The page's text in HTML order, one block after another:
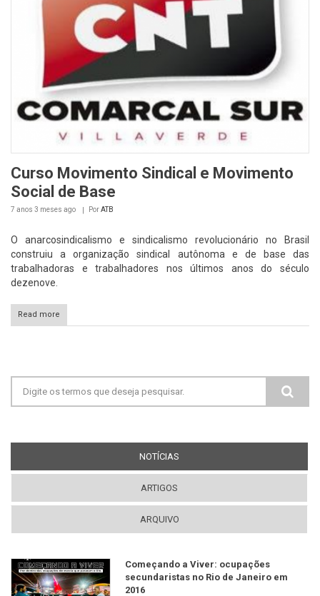
Curso Movimento Sindical e Movimento
Social de Base
7 anos 3 meses ago PorATB
O anarcosindicalismo e sindicalismo revolucionário no Brasil
construiu a organização sindical autônoma e de base das
trabalhadoras e trabalhadores nos últimos anos do século
dezenove.
Read more
Formulário de busca
NOTÍCIAS
ARTIGOS
ARQUIVO
Começando a Viver: ocupações
secundaristas no Rio de Janeiro em
2016